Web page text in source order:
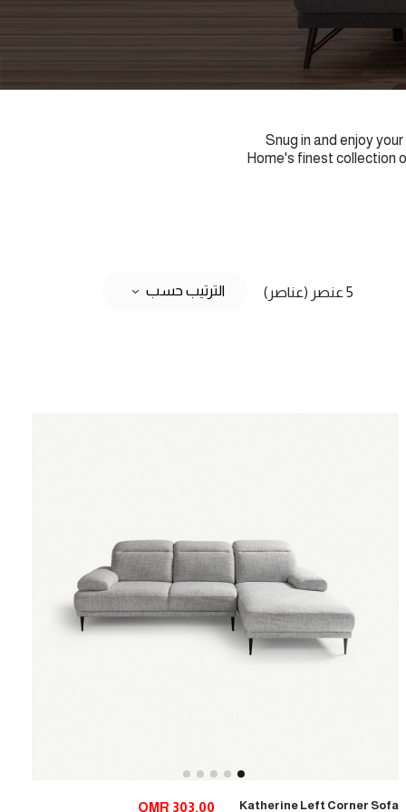
Snug in and enjoy
Home's finest collection
5 عنصر (عناصر) الترتيب حسب
Katherine Left Corner Sofa
OMR 303.00